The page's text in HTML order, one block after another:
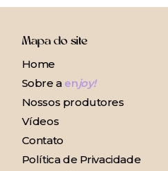
Mapa do site
Home
Sobre a enjoy!
Nossos produtores
Vídeos
Contato
Política de Privacidade